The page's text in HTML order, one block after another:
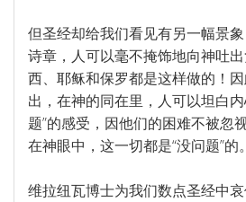
但圣经却给我们看见有另一幅景
诗章，人可以毫不掩饰地向神吐
西、耶稣和保罗都是这样做的！
出，在神的同在里，人可以坦白
题”的感受，因他们的困难不被忽
在神眼中，这一切都是“没问题”的。
维拉纽瓦博士为我们数点圣经中